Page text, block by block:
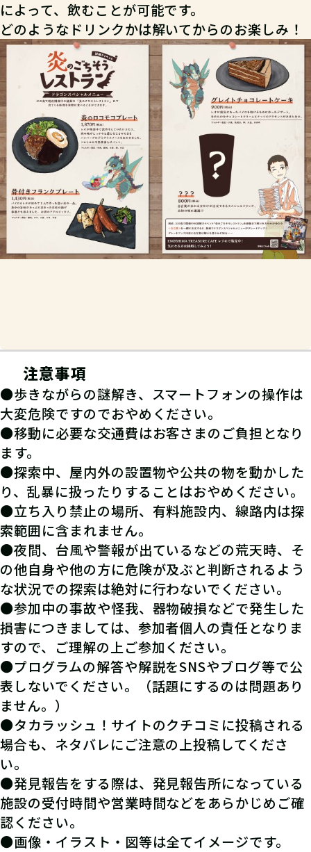
によって、飲むことが可能です。
どのようなドリンクかは解いてからのお楽しみ！
注意事項
●歩きながらの謎解き、スマートフォンの操作は
大変危険ですのでおやめください。
●移動に必要な交通費はお客さまのご負担となり
ます。
●探索中、屋内外の設置物や公共の物を動かした
り、乱暴に扱ったりすることはおやめください。
●立ち入り禁止の場所、有料施設内、線路内は探
索範囲に含まれません。
●夜間、台風や警報が出ているなどの荒天時、そ
の他自身や他の方に危険が及ぶと判断されるよう
な状況での探索は絶対に行わないでください。
●参加中の事故や怪我、器物破損などで発生した
損害につきましては、参加者個人の責任となりま
すので、ご理解の上ご参加ください。
●プログラムの解答や解説をSNSやブログ等で公
表しないでください。（話題にするのは問題あり
ません。）
●タカラッシュ！サイトのクチコミに投稿される
場合も、ネタバレにご注意の上投稿してくださ
い。
●発見報告をする際は、発見報告所になっている
施設の受付時間や営業時間などをあらかじめご確
認ください。
●画像・イラスト・図等は全てイメージです。